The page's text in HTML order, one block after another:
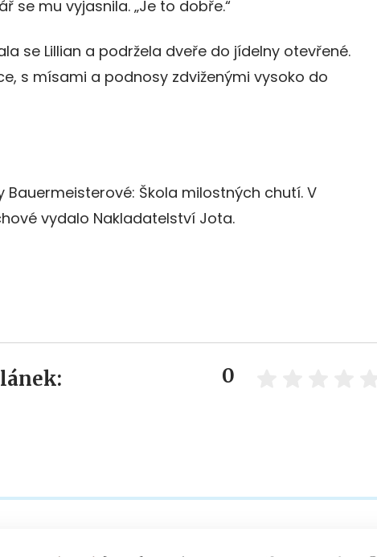
se mu vyjasnila. „Je to dobře.“
se Lillian a podržela dveře do jídelny otevřené.
s mísami a podnosy zdviženými vysoko do
Bauermeisterové: Škola milostných chutí. V
vydalo Nakladatelství Jota.
0